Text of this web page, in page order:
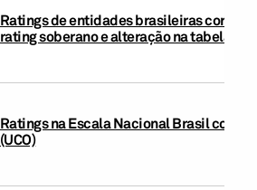
Ratings de entidades brasileiras
rating soberano e alteração na tabela
Ratings na Escala Nacional Brasil
(UCO)